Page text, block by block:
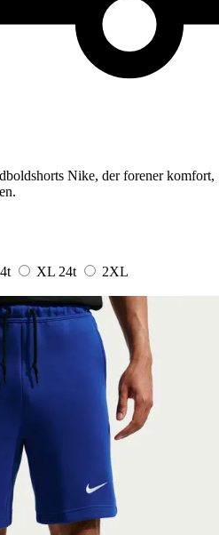
Nike, der forener komfort,
XL 24t
2XL